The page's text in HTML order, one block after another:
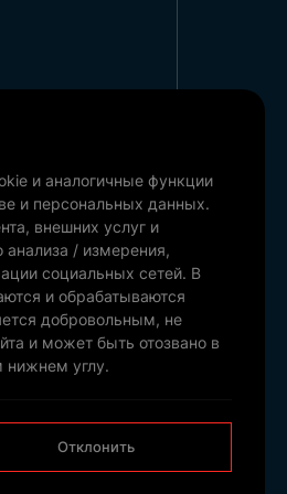
НАПИШИТЕ
и блог
с
и аналогичные функции
и персональных данных.
внешних услуг и
анализа / измерения,
социальных сетей. В
и обрабатываются
добровольным, не
и может быть отозвано в
нижнем углу.
Отклонить